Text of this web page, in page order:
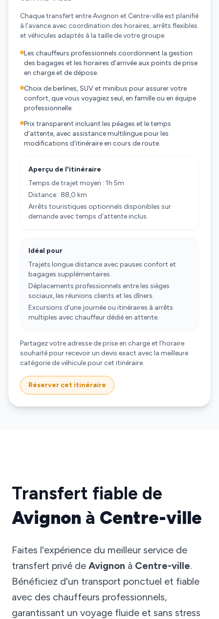
Chaque transfert entre Avignon et Centre-ville est planifié
à l’avance avec coordination des horaires, arrêts flexibles
et véhicules adaptés à la taille de votre groupe.
Les chauffeurs professionnels coordonnent la gestion
des bagages et les horaires d'arrivée aux points de prise
en charge et de dépose.
Choix de berlines, SUV et minibus pour assurer votre
confort, que vous voyagiez seul, en famille ou en équipe
professionnelle.
Prix transparent incluant les péages et le temps
d'attente, avec assistance multilingue pour les
modifications d'itinéraire en cours de route.
Aperçu de l'itinéraire
Temps de trajet moyen : 1h 5m
Distance : 88,0 km
Arrêts touristiques optionnels disponibles sur
demande avec temps d'attente inclus.
Idéal pour
Trajets longue distance avec pauses confort et
bagages supplémentaires.
Déplacements professionnels entre les sièges
sociaux, les réunions clients et les dîners.
Excursions d'une journée ou itinéraires à arrêts
multiples avec chauffeur dédié en attente.
Partagez votre adresse de prise en charge et l’horaire
souhaité pour recevoir un devis exact avec la meilleure
catégorie de véhicule pour cet itinéraire.
Réserver cet itinéraire
Transfert fiable de
Avignon à Centre-ville
Faites l'expérience du meilleur service de
transfert privé de Avignon à Centre-ville.
Bénéficiez d'un transport ponctuel et fiable
avec des chauffeurs professionnels,
garantissant un voyage fluide et sans stress